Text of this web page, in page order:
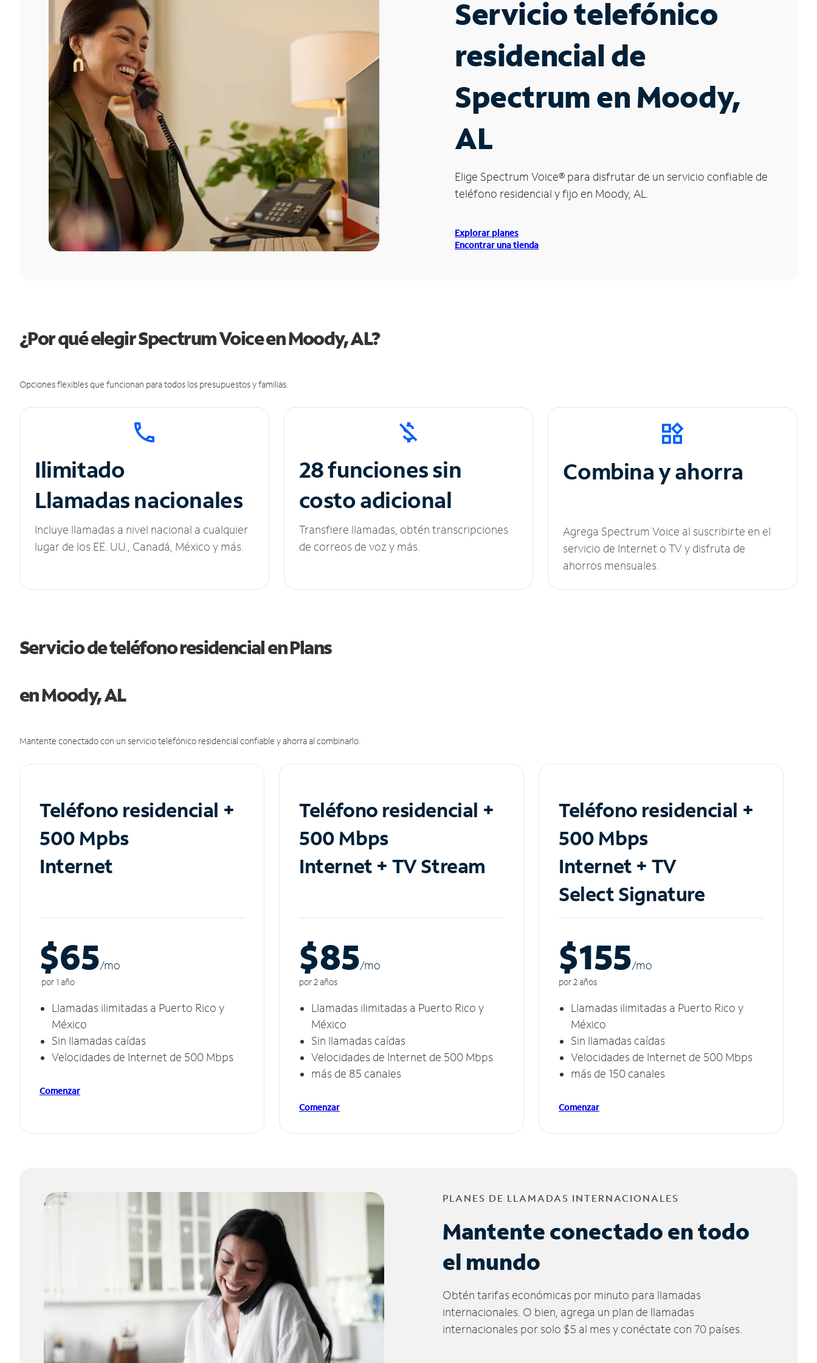
Servicio telefónico
residencial de
Spectrum en Moody,
AL
Elige Spectrum Voice® para disfrutar de un servicio confiable de
teléfono residencial y fijo en Moody, AL.
Explorar planes
Encontrar una tienda
¿Por qué elegir Spectrum Voice en Moody, AL?
Opciones flexibles que funcionan para todos los presupuestos y familias.
Ilimitado
Llamadas nacionales
Incluye llamadas a nivel nacional a cualquier
lugar de los EE. UU., Canadá, México y más.
28 funciones sin
costo adicional
Transfiere llamadas, obtén transcripciones
de correos de voz y más.
Combina y ahorra
Agrega Spectrum Voice al suscribirte en el
servicio de Internet o TV y disfruta de
ahorros mensuales.
Servicio de teléfono residencial en Plans
en Moody, AL
Mantente conectado con un servicio telefónico residencial confiable y ahorra al combinarlo.
Teléfono residencial +
500 Mpbs
Internet
$65/mo
por 1 año
Llamadas ilimitadas a Puerto Rico y
México
Sin llamadas caídas
Velocidades de Internet de 500 Mbps
Comenzar
Teléfono residencial +
500 Mbps
Internet + TV Stream
$85/mo
por 2 años
Llamadas ilimitadas a Puerto Rico y
México
Sin llamadas caídas
Velocidades de Internet de 500 Mbps
más de 85 canales
Comenzar
Teléfono residencial +
500 Mbps
Internet + TV
Select Signature
$155/mo
por 2 años
Llamadas ilimitadas a Puerto Rico y
México
Sin llamadas caídas
Velocidades de Internet de 500 Mbps
más de 150 canales
Comenzar
PLANES DE LLAMADAS INTERNACIONALES
Mantente conectado en todo
el mundo
Obtén tarifas económicas por minuto para llamadas
internacionales. O bien, agrega un plan de llamadas
internacionales por solo $5 al mes y conéctate con 70 países.